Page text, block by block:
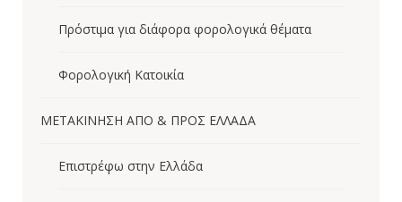
Πρόστιμα για διάφορα φορολογικά θέματα
Φορολογική Κατοικία
ΜΕΤΑΚΙΝΗΣΗ ΑΠΟ & ΠΡΟΣ ΕΛΛΑΔΑ
Επιστρέφω στην Ελλάδα